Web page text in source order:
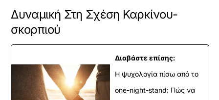
Δυναμική Στη Σχέση Καρκίνου-
σκορπιού
Διαβάστε επίσης:
Η ψυχολογία πίσω από το
one-night-stand: Πώς να